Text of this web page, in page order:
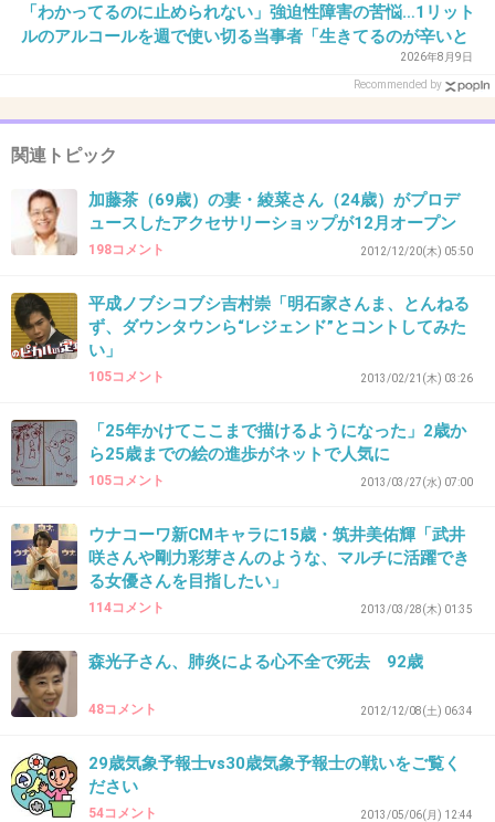
38. 匿名2013/04/05(金) 15:02:27
-0
39. 匿名 2013/04/05(金) 15:53:56
元気の秘訣とか長寿の秘訣とか言うけどさ。
実際長生きで元気な人に話を聞くと「そんなものはない」
近所にそういうおばあちゃんが住んでて一度TVの取材を受
けたことがあるんだけど、秘訣なんか無いって言ってるの
に「秘訣は○○です、って言ってください」とお願いされて
渋々その通りにしたらしい。
-0
ムツゴロウ王国全然テレビでやらなくなっちゃったね
昔は毎年やってたのに
+2 -0
41. 匿名2013/04/05(金) 16:52:32
「わかってるのに止められない」強迫性障害の苦悩…1リット
ルのアルコールを週で使い切る当事者「生きてるのが辛いと
2026年8月9日
Recommended by
関連トピック
加藤茶（69歳）の妻・綾菜さん（24歳）がプロデ
ュースしたアクセサリーショップが12月オープン
198コメント 2012/12/20(木) 05:50
平成ノブシコブシ吉村崇「明石家さんま、とんねる
ず、ダウンタウンら“レジェンド”とコントしてみた
い」
105コメント 2013/02/21(木) 03:26
「25年かけてここまで描けるようになった」2歳か
ら25歳までの絵の進歩がネットで人気に
105コメント 2013/03/27(水) 07:00
ウナコーワ新CMキャラに15歳・筑井美佑輝「武井
咲さんや剛力彩芽さんのような、マルチに活躍でき
る女優さんを目指したい」
114コメント 2013/03/28(木) 01:35
森光子さん、肺炎による心不全で死去 92歳
48コメント 2012/12/08(土) 06:34
29歳気象予報士vs30歳気象予報士の戦いをご覧く
ださい
54コメント 2013/05/06(月) 12:44